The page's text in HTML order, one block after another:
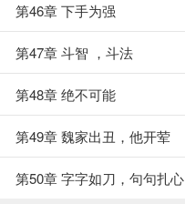
第46章 下手为强
第47章 斗智 ，斗法
第48章 绝不可能
第49章 魏家出丑，他开荤
第50章 字字如刀，句句扎心